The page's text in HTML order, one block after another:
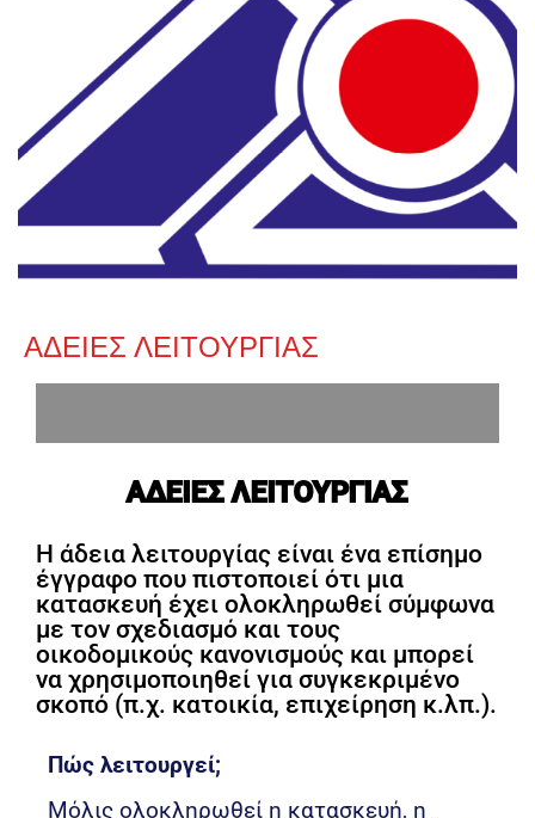
ΑΔΕΙΕΣ ΛΕΙΤΟΥΡΓΙΑΣ
ΑΔΕΙΕΣ ΛΕΙΤΟΥΡΓΙΑΣ
Η άδεια λειτουργίας είναι ένα επίσημο
έγγραφο που πιστοποιεί ότι μια
κατασκευή έχει ολοκληρωθεί σύμφωνα
με τον σχεδιασμό και τους
οικοδομικούς κανονισμούς και μπορεί
να χρησιμοποιηθεί για συγκεκριμένο
σκοπό (π.χ. κατοικία, επιχείρηση κ.λπ.).
Πώς λειτουργεί;
Μόλις ολοκληρωθεί η κατασκευή, η